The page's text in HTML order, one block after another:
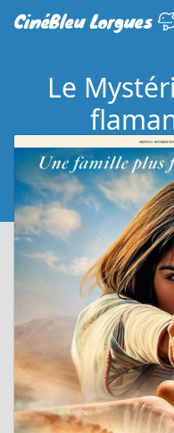
CinéBleu Lorgues
Le